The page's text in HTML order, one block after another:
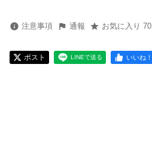
注意事項 通報 お気に入り 70
ポスト LINEで送る いいね！